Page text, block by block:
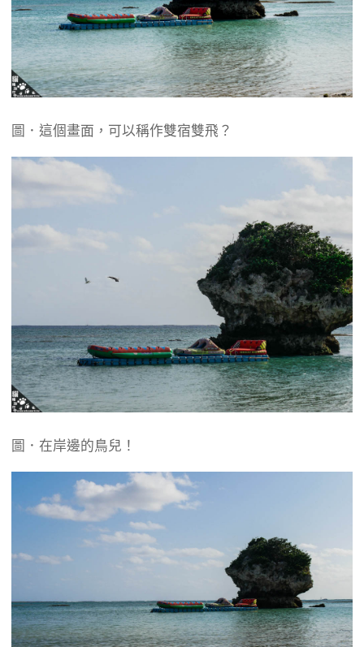
圖．這個畫面，可以稱作雙宿雙飛？
圖．在岸邊的鳥兒！